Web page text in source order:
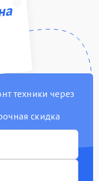
техники через
скидка